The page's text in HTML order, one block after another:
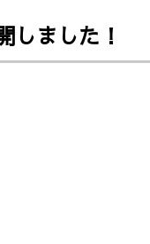
しました！